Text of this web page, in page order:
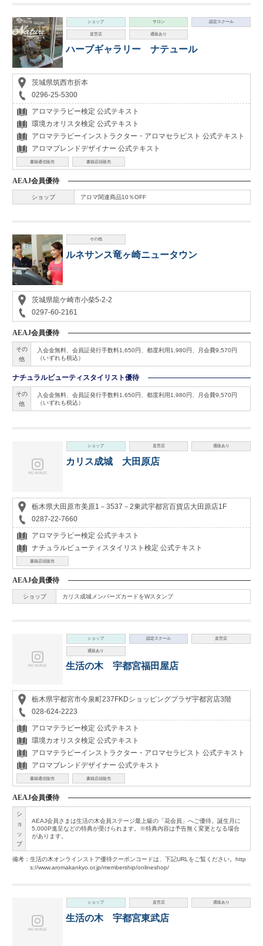
ショップ サロン 認定スクール
直営店 通販あり
ハーブギャラリー ナテュール
茨城県筑西市折本
0296-25-5300
アロマテラピー検定 公式テキスト
環境カオリスタ検定 公式テキスト
アロマテラピーインストラクター・アロマセラピスト 公式テキスト
アロマブレンドデザイナー 公式テキスト
書籍通信販売 書籍店頭販売
AEAJ会員優待
ショップ アロマ関連商品10％OFF
その他
ルネサンス竜ヶ崎ニュータウン
茨城県龍ケ崎市小柴5-2-2
0297-60-2161
AEAJ会員優待
その
他
入会金無料、会員証発行手数料1,650円、都度利用1,980円、月会費9,570円
（いずれも税込）
ナチュラルビューティスタイリスト優待
その
他
入会金無料、会員証発行手数料1,650円、都度利用1,980円、月会費9,570円
（いずれも税込）
ショップ 直営店 通販あり
カリス成城 大田原店
栃木県大田原市美原1－3537－2東武宇都宮百貨店大田原店1F
0287-22-7660
アロマテラピー検定 公式テキスト
ナチュラルビューティスタイリスト検定 公式テキスト
書籍店頭販売
AEAJ会員優待
ショップ カリス成城メンバーズカードをWスタンプ
ショップ 認定スクール 直営店
通販あり
生活の木 宇都宮福田屋店
栃木県宇都宮市今泉町237FKDショッピングプラザ宇都宮店3階
028-624-2223
アロマテラピー検定 公式テキスト
環境カオリスタ検定 公式テキスト
アロマテラピーインストラクター・アロマセラピスト 公式テキスト
アロマブレンドデザイナー 公式テキスト
書籍通信販売 書籍店頭販売
AEAJ会員優待
シ
ョ
ッ
プ
AEAJ会員さまは生活の木会員ステージ最上級の「花会員」へご優待。誕生月に
5,000P進呈などの特典が受けられます。※特典内容は予告無く変更となる場合
があります。
備考：生活の木オンラインストア優待クーポンコードは、下記URLをご覧ください。http
s://www.aromakankyo.or.jp/membership/onlineshop/
ショップ 直営店 通販あり
生活の木 宇都宮東武店